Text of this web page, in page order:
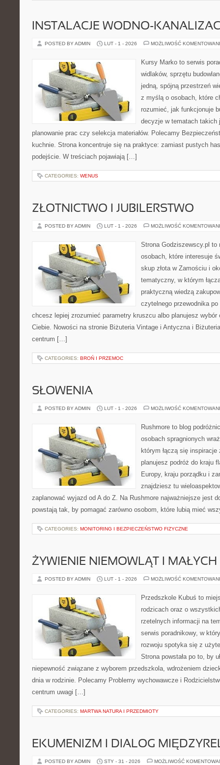
INSTALACJE WODNO-
POSTED BY ADMIN LUT - 1 - 2026 MOŻLIWOŚĆ
Kursy Marko to serwis
widlaków, sprzętu
jedną, spójną przestrzeń
z myślą o osobach, które
rozumieć, jak funkcjonuje
decyzje w tematach takich
planowanie prac czy selekcja materiałów. Polecamy
kuchnie. Strona koncentruje się na praktyce: zamiast pustych
podejście. W treściach pojawiają […]
CATEGORIES: WENUS
ZŁOTNICTWO I JUBILERSTWO
POSTED BY ADMIN LUT - 1 - 2026 MOŻLIWOŚĆ
Strona Godziszewscy.pl
osobach, które interesuje
skup złota w Zamościu i
tematyczny, w którym
praktyczną wiedzą
czytelnego przewodnika
chcesz lepiej zrozumieć parametry kruszcu albo planujesz
Ciebie. Nowości na stronie Biżuteria Vintage i Antyczna i
centrum […]
CATEGORIES: BROŃ I PRZEMOC
SŁOWENIA
POSTED BY ADMIN LUT - 1 - 2026 MOŻLIWOŚĆ
Rushmore to blog
osobach spragnionych
którym łączą się
planujesz podróż do kraju
Europy, kraju porządku i
znajdziesz tu
zaplanować wyjazd od A do Z. Na Rushmore najważniejsze jest
powstają tak, by pomagać zarówno osobom, które lubią mieć
CATEGORIES: MONITORING I BEZPIECZEŃSTWO FIZYCZNE
ŻYWIENIE NIEMOWLĄT I MAŁYCH
POSTED BY ADMIN LUT - 1 - 2026 MOŻLIWOŚĆ
Przedszkole Kubuś to
rodzicach oraz o
rzetelnych informacji na
serwis poradnikowy, w
rozwoju spotyka się z
Strona powstała po to, by
niepewność związane z wyborem przedszkola, wdrożeniem
dnia w rodzinie. Polecamy Problemy wychowawcze i
centrum uwagi […]
CATEGORIES: MARTWA NATURA I PRZEDMIOTY
EKUMENIZM I DIALOG
POSTED BY ADMIN STY - 31 - 2026 MOŻLIWOŚĆ